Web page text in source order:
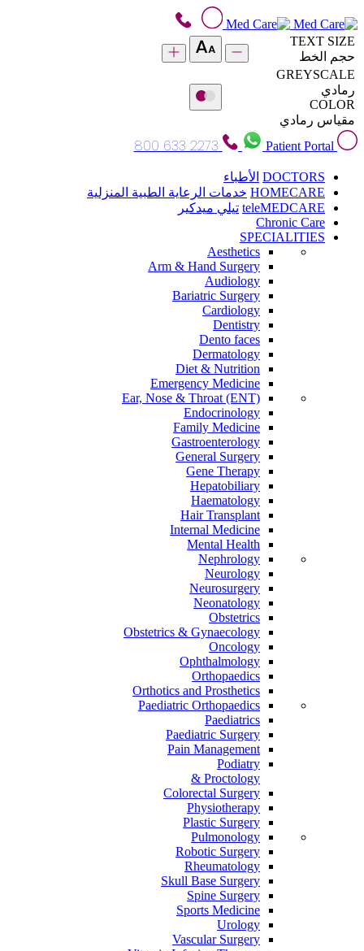
TEXT SIZE
حجم الخط
GREYSCALE
رمادي
COLOR
مقياس رمادي
Patient Portal
800 633 2273
DOCTORS الأطباء
HOMECARE خدمات الرعاية الطبية المنزلية
teleMEDCARE تيلي ميدكير
Chronic Care
SPECIALITIES
Aesthetics
Arm & Hand Surgery
Audiology
Bariatric Surgery
Cardiology
Dentistry
Dento faces
Dermatology
Diet & Nutrition
Emergency Medicine
Ear, Nose & Throat (ENT)
Endocrinology
Family Medicine
Gastroenterology
General Surgery
Gene Therapy
Hepatobiliary
Haematology
Hair Transplant
Internal Medicine
Mental Health
Nephrology
Neurology
Neurosurgery
Neonatology
Obstetrics
Obstetrics & Gynaecology
Oncology
Ophthalmology
Orthopaedics
Orthotics and Prosthetics
Paediatric Orthopaedics
Paediatrics
Paediatric Surgery
Pain Management
Podiatry
Proctology &
Colorectal Surgery
Physiotherapy
Plastic Surgery
Pulmonology
Robotic Surgery
Rheumatology
Skull Base Surgery
Spine Surgery
Sports Medicine
Urology
Vascular Surgery